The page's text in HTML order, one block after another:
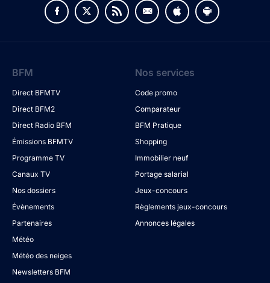
BFM
Direct BFMTV
Direct BFM2
Direct Radio BFM
Émissions BFMTV
Programme TV
Canaux TV
Nos dossiers
Évènements
Partenaires
Météo
Météo des neiges
Newsletters BFM
Nos services
Code promo
Comparateur
BFM Pratique
Shopping
Immobilier neuf
Portage salarial
Jeux-concours
Règlements jeux-concours
Annonces légales